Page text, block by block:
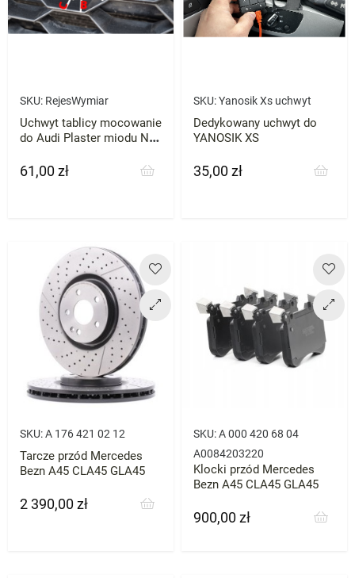
SKU: RejesWymiar
Uchwyt tablicy mocowanie
do Audi Plaster miodu NA
Cena
61,00 zł
SKU:Yanosik Xs uchwyt
Dedykowany uchwyt do
YANOSIK XS
Cena
35,00 zł
SKU:A 176 421 02 12
Tarcze przód Mercedes
Bezn A45 CLA45 GLA45
Cena
2 390,00 zł
SKU:A 000 420 68 04
A0084203220
Klocki przód Mercedes
Bezn A45 CLA45 GLA45
Cena
900,00 zł